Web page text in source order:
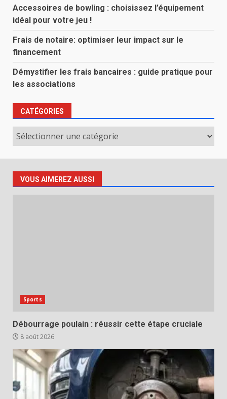
Accessoires de bowling : choisissez l’équipement
idéal pour votre jeu !
Frais de notaire: optimiser leur impact sur le
financement
Démystifier les frais bancaires : guide pratique pour
les associations
CATÉGORIES
Catégories
VOUS AIMEREZ AUSSI
Sports
Débourrage poulain : réussir cette étape cruciale
8 août 2026